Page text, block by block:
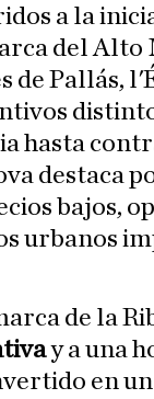
a la
del Alto
de Pallás,
hasta
destaca
bajos,
urbanos
de la
y a una
en